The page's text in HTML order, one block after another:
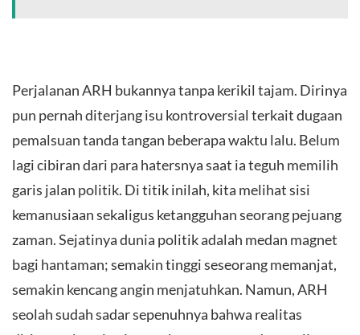
Perjalanan ARH bukannya tanpa kerikil tajam. Dirinya
pun pernah diterjang isu kontroversial terkait dugaan
pemalsuan tanda tangan beberapa waktu lalu. Belum
lagi cibiran dari para hatersnya saat ia teguh memilih
garis jalan politik. Di titik inilah, kita melihat sisi
kemanusiaan sekaligus ketangguhan seorang pejuang
zaman. Sejatinya dunia politik adalah medan magnet
bagi hantaman; semakin tinggi seseorang memanjat,
semakin kencang angin menjatuhkan. Namun, ARH
seolah sudah sadar sepenuhnya bahwa realitas